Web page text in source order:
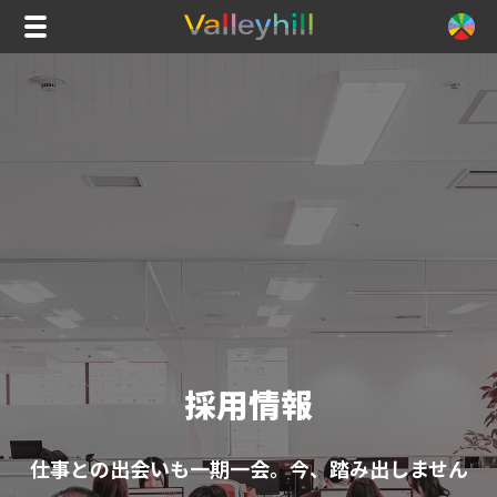
採用情報
仕事との出会いも一期一会。今、踏み出しません